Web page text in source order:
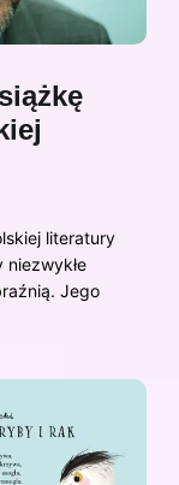
literatury
Jego